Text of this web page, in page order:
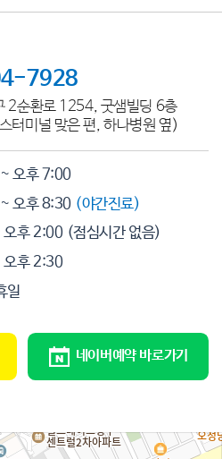
7928
2순환로 1254, 굿샘빌딩 6층
터미널 맞은 편, 하나병원 옆)
오후 7:00
오후 8:30 (야간진료)
오후 2:00 (점심시간 없음)
오후 2:30
일
네이버예약 바로가기